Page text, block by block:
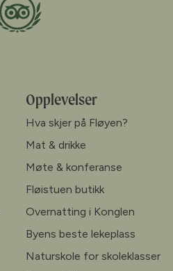
Opplevelser
Hva skjer på Fløyen?
Mat & drikke
Møte & konferanse
Fløistuen butikk
Overnatting i Konglen
Byens beste lekeplass
Naturskole for skoleklasser